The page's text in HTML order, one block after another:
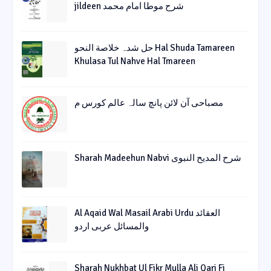
jildeen شرح موطا امام محمد
حل شدہ خلاصة النحو Hal Shuda Tamareen
Khulasa Tul Nahve Hal Tmareen
مصباحی آن لائن پانچ سالہ عالم کورس م
Sharah Madeehun Nabvi شرح المدیح النبوی
Al Aqaid Wal Masail Arabi Urdu العقائد
والمسائل عربی اردو
Sharah Nukhbat Ul Fikr Mulla Ali Qari Fi